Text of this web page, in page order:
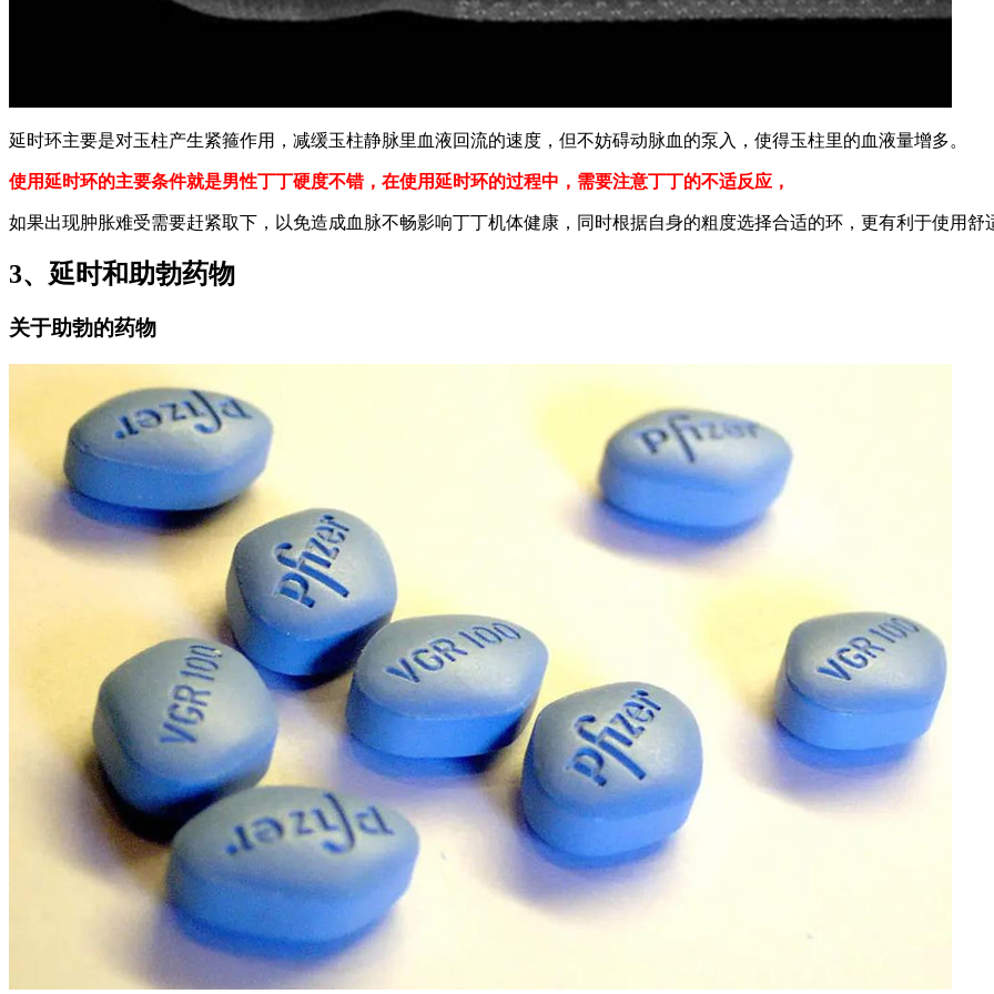
延时环主要是对玉柱产生紧箍作用，减缓玉柱静脉里血液回流的速度，但不妨碍动脉血的泵入，使得玉柱里的血液量增多。
使用延时环的主要条件就是男性丁丁硬度不错，在使用延时环的过程中，需要注意丁丁的不适反应，
如果出现肿胀难受需要赶紧取下，以免造成血脉不畅影响丁丁机体健康，同时根据自身的粗度选择合适的环，更有利于使用舒
3、延时和助勃药物
关于助勃的药物